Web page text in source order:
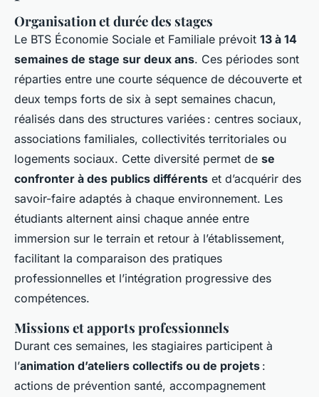
Organisation et durée des stages
Le BTS Économie Sociale et Familiale prévoit 13 à 14
semaines de stage sur deux ans. Ces périodes sont
réparties entre une courte séquence de découverte et
deux temps forts de six à sept semaines chacun,
réalisés dans des structures variées : centres sociaux,
associations familiales, collectivités territoriales ou
logements sociaux. Cette diversité permet de se
confronter à des publics différents et d’acquérir des
savoir-faire adaptés à chaque environnement. Les
étudiants alternent ainsi chaque année entre
immersion sur le terrain et retour à l’établissement,
facilitant la comparaison des pratiques
professionnelles et l’intégration progressive des
compétences.
Missions et apports professionnels
Durant ces semaines, les stagiaires participent à
l’animation d’ateliers collectifs ou de projets :
actions de prévention santé, accompagnement